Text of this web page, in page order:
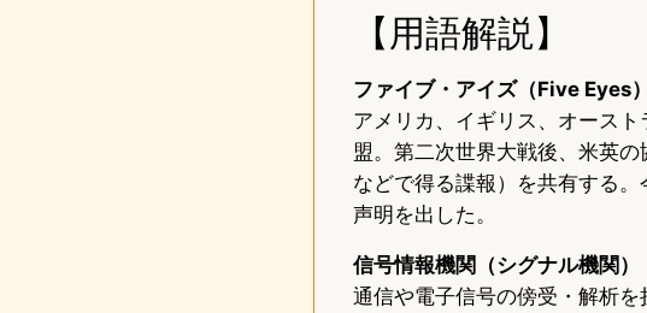
【用語解説】
ファイブ・アイズ（Five Eyes）
アメリカ、イギリス、オース
盟。第二次世界大戦後、米英
などで得る諜報）を共有する
声明を出した。
信号情報機関（シグナル機関）
通信や電子信号の傍受・解析